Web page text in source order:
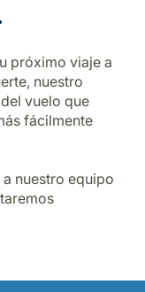
próximo viaje a
nuestro
vuelo que
fácilmente
nuestro equipo